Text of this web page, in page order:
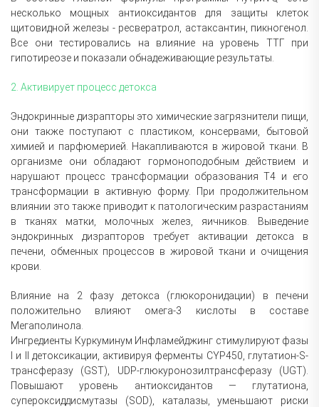
несколько мощных антиоксидантов для защиты клеток
щитовидной железы - ресвератрол, астаксантин, пикногенол.
Все они тестировались на влияние на уровень ТТГ при
гипотиреозе и показали обнадеживающие результаты.
2. Активирует процесс детокса
Эндокринные дизрапторы это химические загрязнители пищи,
они также поступают с пластиком, консервами, бытовой
химией и парфюмерией. Накапливаются в жировой ткани. В
организме они обладают гормоноподобным действием и
нарушают процесс трансформации образования Т4 и его
трансформации в активную форму. При продолжительном
влиянии это также приводит к патологическим разрастаниям
в тканях матки, молочных желез, яичников. Выведение
эндокринных дизрапторов требует активации детокса в
печени, обменных процессов в жировой ткани и очищения
крови.
Влияние на 2 фазу детокса (глюкоронидации) в печени
положительно влияют омега-3 кислоты в составе
Мегаполинола.
Ингредиенты Куркуминум Инфламейджинг стимулируют фазы
I и II детоксикации, активируя ферменты CYP450, глутатион-S-
трансферазу (GST), UDP-глюкуронозилтрансферазу (UGT).
Повышают уровень антиоксидантов — глутатиона,
супероксиддисмутазы (SOD), каталазы, уменьшают риски